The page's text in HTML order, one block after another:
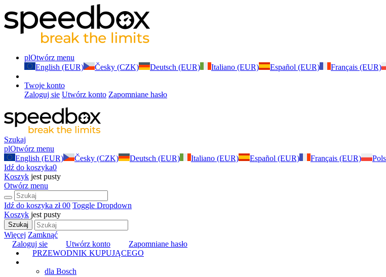
plOtwórz menu
English (EUR)
Česky (CZK) Deutsch (EUR) Italiano (EUR) Español (EUR) Français (EUR)
Twoje konto
Zaloguj sie Utwórz konto Zapomniane hasło
Szukaj
plOtwórz menu
English (EUR)
Česky (CZK) Deutsch (EUR) Italiano (EUR) Español (EUR) Français (EUR)
Idź do koszyka0
Koszyk jest pusty
Otwórz menu
Idź do koszyka zł 00 Toggle Dropdown
Koszyk jest pusty
Szukaj
Więcej Zamknąć
Zaloguj sie
Utwórz konto
Zapomniane hasło
PRZEWODNIK KUPUJĄCEGO
dla Bosch